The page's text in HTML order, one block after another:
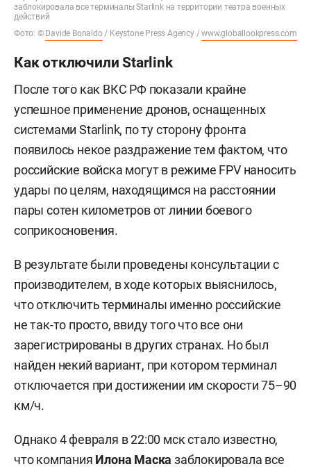
заблокировала все терминалы Starlink на территории театра военных
действий
Фото: © Davide Bonaldo/ Keystone Press Agency /www.globallookpress.com
Как отключили Starlink
После того как ВКС РФ показали крайне
успешное применение дронов, оснащенных
системами Starlink, по ту сторону фронта
появилось некое раздражение тем фактом, что
российские войска могут в режиме FPV наносить
удары по целям, находящимся на расстоянии
пары сотен километров от линии боевого
соприкосновения.
В результате были проведены консультации с
производителем, в ходе которых выяснилось,
что отключить терминалы именно российские
не так-то просто, ввиду того что все они
зарегистрированы в других странах. Но был
найден некий вариант, при котором терминал
отключается при достижении им скорости 75–90
км/ч.
Однако 4 февраля в 22:00 мск стало известно,
что компания Илона Маска заблокировала все